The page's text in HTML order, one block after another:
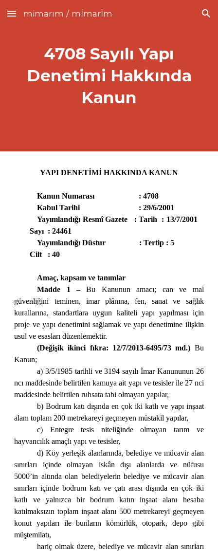
Skip to main content Skip to navigation
mimarım / mİmarİm
4708 Sayılı Yapı
Denetimi Hakkında
Kanun
YAPI DENETİMİ HAKKINDA KANUN
Kanun Numarası
: 4708
Kabul Tarihi
: 29/6/2001
Yayımlandığı Resmî Gazete : Tarih : 13/7/2001
Sayı : 24461
Yayımlandığı Düstur
: Tertip : 5
Cilt : 40
Amaç, kapsam ve tanımlar
Madde 1 –Bu Kanunun amacı; can ve mal
güvenliğini teminen, imar plânına, fen, sanat ve sağlık
kurallarına, standartlara uygun kaliteli yapı yapılması için
proje ve yapı denetimini sağlamak ve yapı denetimine ilişkin
usul ve esasları düzenlemektir.
(Değişik ikinci fıkra: 12/7/2013-6495/73 md.) Bu
Kanun;
a) 3/5/1985 tarihli ve 3194 sayılı İmar Kanununun 26
ncı maddesinde belirtilen kamuya ait yapı ve tesisler ile 27 nci
maddesinde belirtilen ruhsata tabi olmayan yapılar,
b) Bodrum katı dışında en çok iki katlı ve yapı inşaat
alanı toplam 200 metrekareyi geçmeyen müstakil yapılar,
c) Entegre tesis niteliğinde olmayan tarım ve
hayvancılık amaçlı yapı ve tesisler,
d) Köy yerleşik alanlarında, belediye ve mücavir alan
sınırları içinde olmayan iskân dışı alanlarda ve nüfusu
5000’in altında olan belediyelerin belediye ve mücavir alan
sınırları içinde bodrum katı ve çatı arası dışında en çok iki
katlı ve yalnızca bir bodrum katın inşaat alanı hesaba
katılmaksızın toplam inşaat alanı 500 metrekareyi geçmeyen
konut yapıları ile bunların kömürlük, otopark, depo gibi
müştemilatı,
hariç olmak üzere, belediye ve mücavir alan sınırları